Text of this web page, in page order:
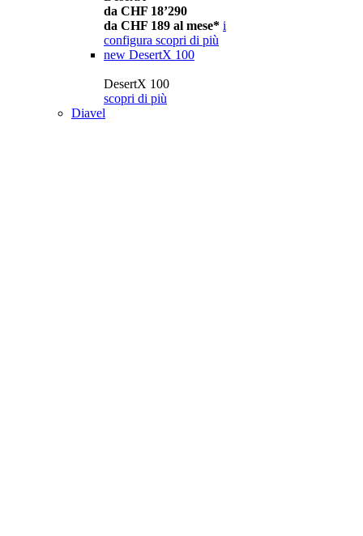
da CHF 18’290
da CHF 189 al mese* i
configura scopri di più
new DesertX 100
DesertX 100
scopri di più
Diavel